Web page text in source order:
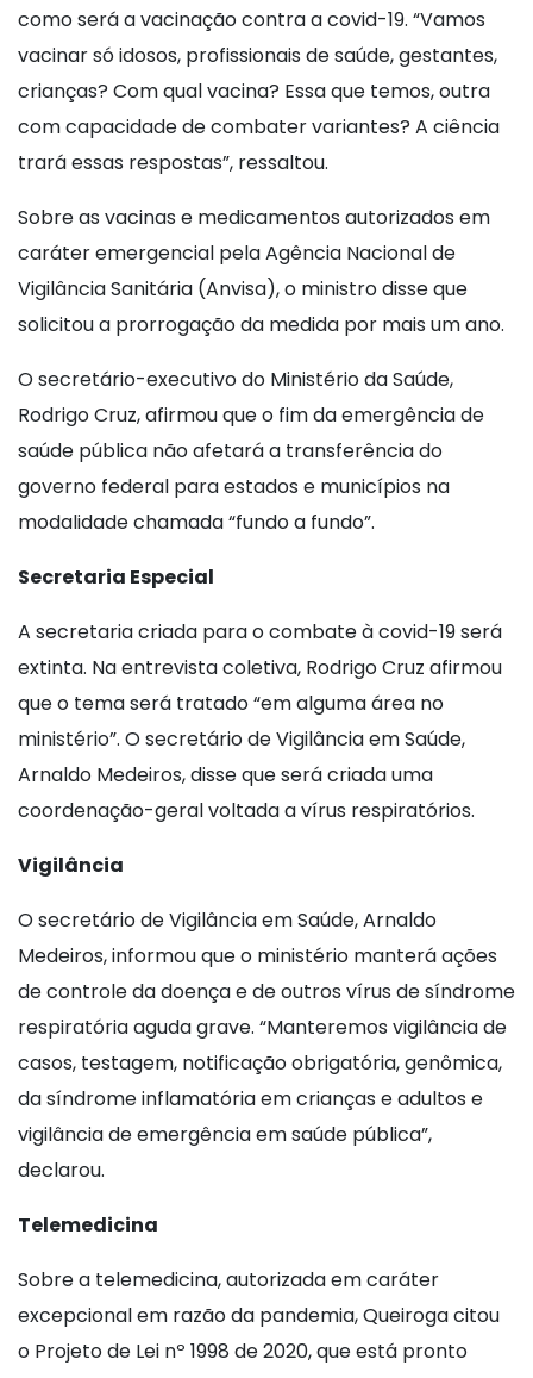
como será a vacinação contra a covid-19. “Vamos
vacinar só idosos, profissionais de saúde, gestantes,
crianças? Com qual vacina? Essa que temos, outra
com capacidade de combater variantes? A ciência
trará essas respostas”, ressaltou.
Sobre as vacinas e medicamentos autorizados em
caráter emergencial pela Agência Nacional de
Vigilância Sanitária (Anvisa), o ministro disse que
solicitou a prorrogação da medida por mais um ano.
O secretário-executivo do Ministério da Saúde,
Rodrigo Cruz, afirmou que o fim da emergência de
saúde pública não afetará a transferência do
governo federal para estados e municípios na
modalidade chamada “fundo a fundo”.
Secretaria Especial
A secretaria criada para o combate à covid-19 será
extinta. Na entrevista coletiva, Rodrigo Cruz afirmou
que o tema será tratado “em alguma área no
ministério”. O secretário de Vigilância em Saúde,
Arnaldo Medeiros, disse que será criada uma
coordenação-geral voltada a vírus respiratórios.
Vigilância
O secretário de Vigilância em Saúde, Arnaldo
Medeiros, informou que o ministério manterá ações
de controle da doença e de outros vírus de síndrome
respiratória aguda grave. “Manteremos vigilância de
casos, testagem, notificação obrigatória, genômica,
da síndrome inflamatória em crianças e adultos e
vigilância de emergência em saúde pública”,
declarou.
Telemedicina
Sobre a telemedicina, autorizada em caráter
excepcional em razão da pandemia, Queiroga citou
o Projeto de Lei nº 1998 de 2020, que está pronto